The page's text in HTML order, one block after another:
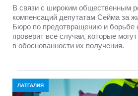
В связи с широким общественным
компенсаций депутатам Сейма за
Бюро по предотвращению и борьбе
проверит все случаи, которые
в обоснованности их получения.
ЛАТГАЛИЯ